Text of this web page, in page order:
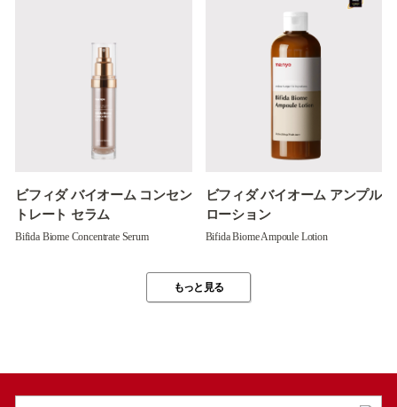
ビフィダ バイオーム コンセン
トレート セラム
Bifida Biome Concentrate Serum
ビフィダ バイオーム アンプル
ローション
Bifida Biome Ampoule Lotion
もっと見る